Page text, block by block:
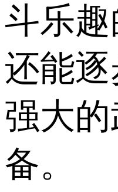
斗乐趣
还能
强大
备。